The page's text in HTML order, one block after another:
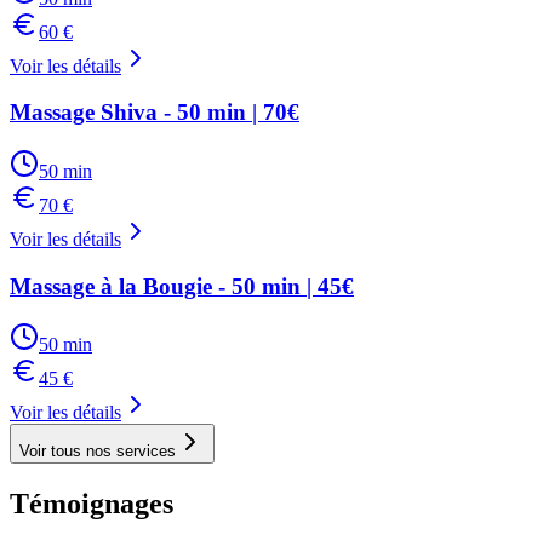
60 €
Voir les détails
Massage Shiva - 50 min | 70€
50 min
70 €
Voir les détails
Massage à la Bougie - 50 min | 45€
50 min
45 €
Voir les détails
Voir tous nos services
Témoignages